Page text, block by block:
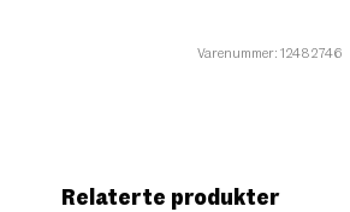
Varenummer: 12482746
Relaterte produkter